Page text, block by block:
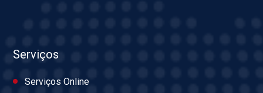
Serviços
Serviços Online